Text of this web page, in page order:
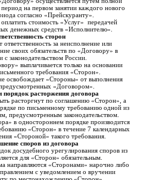
на первом занятии каждого нового
согласно «Прейскуранту».
стоимость «Услуг» передачей
денежных средств «Исполнителю».
сторон
за неисполнение или
своих обязательств по «Договору» в
с законодательством России.
выплачивается только на основании
требования «Сторон».
освобождает «Стороны» от выполнения
«Договором».
порядок расторжения договора
расторгнут по соглашению «Сторон», а
по письменному требованию одной из
предусмотренным законодательством.
в одностороннем порядке производится
«Сторон» в течение 7 календарных
«Стороной» такого требования.
споров из договора
досудебного урегулирования споров из
для «Сторон» обязательным.
направляются «Сторонами» нарочно либо
с уведомлением о вручении